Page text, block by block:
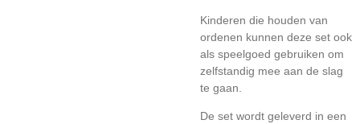
Kinderen die houden van
ordenen kunnen deze set ook
als speelgoed gebruiken om
zelfstandig mee aan de slag
te gaan.
De set wordt geleverd in een